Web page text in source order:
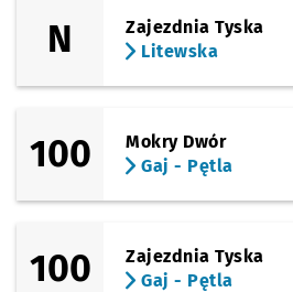
(Dembowskiego)
Monte Cassino
(Spółdzielcza)
Spółdzielcza
N
Zajezdnia Tyska
Litewska
100
Mokry Dwór
Gaj - Pętla
100
Zajezdnia Tyska
Gaj - Pętla